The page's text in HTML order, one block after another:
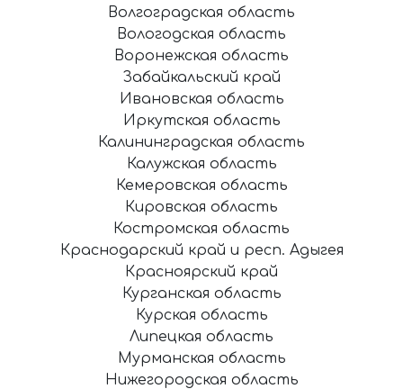
Волгоградская область
Вологодская область
Воронежская область
Забайкальский край
Ивановская область
Иркутская область
Калининградская область
Калужская область
Кемеровская область
Кировская область
Костромская область
Краснодарский край и респ. Адыгея
Красноярский край
Курганская область
Курская область
Липецкая область
Мурманская область
Нижегородская область